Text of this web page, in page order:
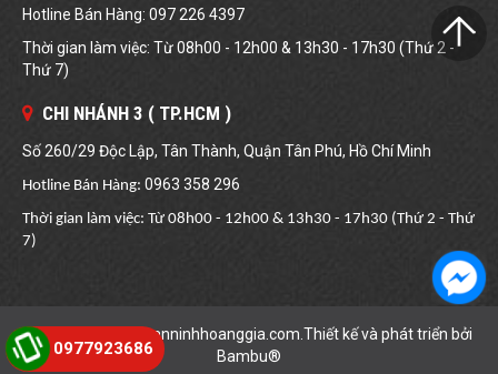
Hotline Bán Hàng: 097 226 4397
Thời gian làm việc: Từ 08h00 - 12h00 & 13h30 - 17h30 (Thứ 2 -
Thứ 7)
CHI NHÁNH 3 ( TP.HCM )
Số 260/29 Độc Lập, Tân Thành, Quận Tân Phú, Hồ Chí Minh
Hotline Bán Hàng: 0963 358 296
Thời gian làm việc: Từ 08h00 - 12h00 & 13h30 - 17h30 (Thứ 2 - Thứ
7)
Copyright © 2019 anninhhoanggia.com.Thiết kế và phát triển bởi
Bambu®
0977923686